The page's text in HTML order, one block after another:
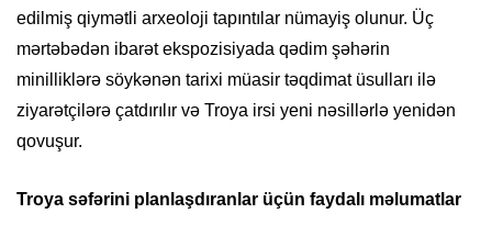
edilmiş qiymətli arxeoloji tapıntılar nümayiş olunur. Üç
mərtəbədən ibarət ekspozisiyada qədim şəhərin
minilliklərə söykənən tarixi müasir təqdimat üsulları ilə
ziyarətçilərə çatdırılır və Troya irsi yeni nəsillərlə yenidən
qovuşur.
Troya səfərini planlaşdıranlar üçün faydalı məlumatlar